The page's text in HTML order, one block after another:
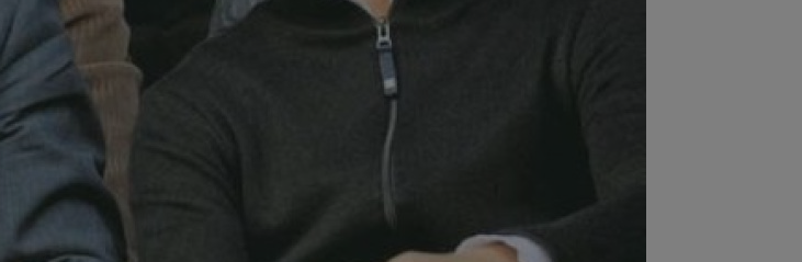
lovitura verii, Pep Guardiola s-a răzgândit
EXCLUSIV
convins, după ce Marius Șumudică a
bătut palma cu CFR Cluj
U20! Românca luptă pentru AUR. Când e
VIDEO
Chindia - Metaloglobus,